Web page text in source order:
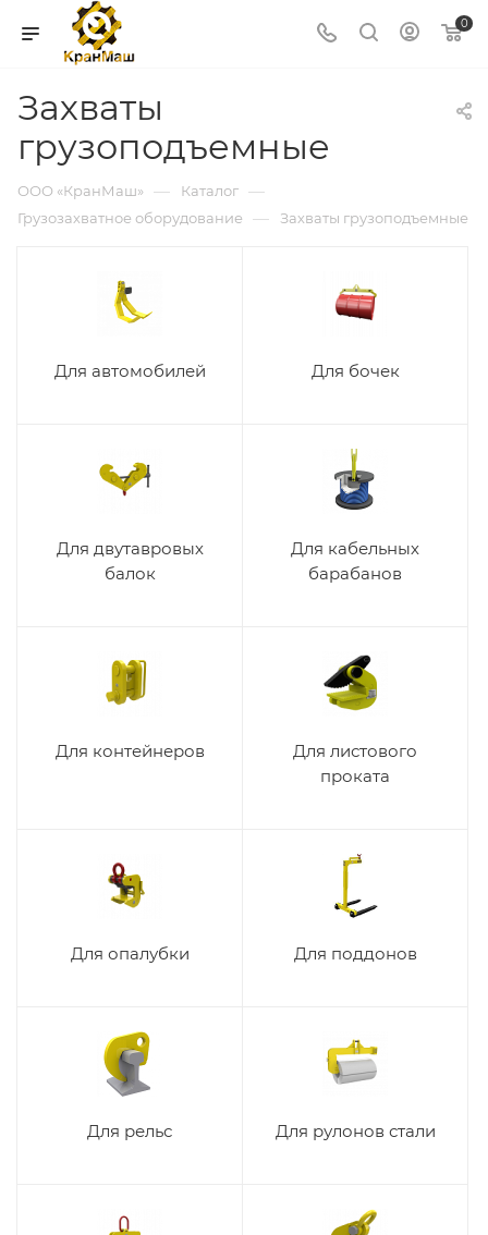
0
Захваты
грузоподъемные
ООО «КранМаш» — Каталог —
Грузозахватное оборудование — Захваты грузоподъемные
Для автомобилей Для бочек
Для двутавровых
балок
Для кабельных
барабанов
Для контейнеров
Для листового
проката
Для опалубки Для поддонов
Для рельс Для рулонов стали